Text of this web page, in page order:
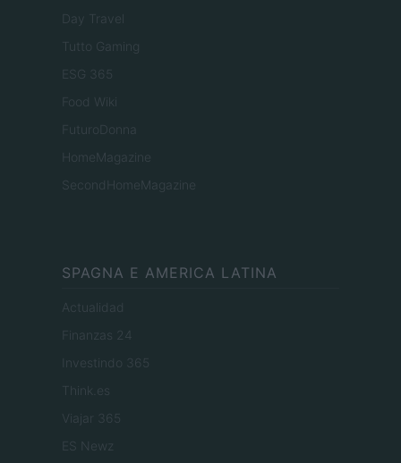
Day Travel
Tutto Gaming
ESG 365
Food Wiki
FuturoDonna
HomeMagazine
SecondHomeMagazine
SPAGNA E AMERICA LATINA
Actualidad
Finanzas 24
Investindo 365
Think.es
Viajar 365
ES Newz